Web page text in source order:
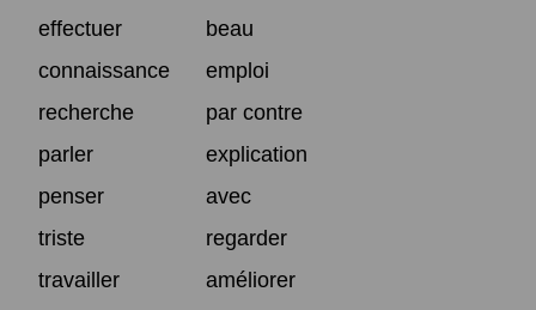
effectuer
beau
connaissance
emploi
recherche
par contre
parler
explication
penser
avec
triste
regarder
travailler
améliorer